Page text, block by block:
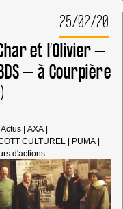
DANS
LE
PUY-
DE-
DÔME
25/02/20
et l’Olivier –
– à Courpière
Actus AXA
CULTUREL
PUMA
d'actions